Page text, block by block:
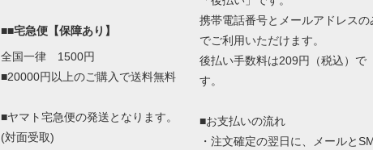
■■宅急便【保障あり】
全国一律 1500円
■20000円以上のご購入で送料無料
■ヤマト宅急便の発送となります。
(対面受取)
携帯電話番号とメールアドレスの
でご利用いただけます。
後払い手数料は209円（税込）で
す。
■お支払いの流れ
・注文確定の翌日に、メールと